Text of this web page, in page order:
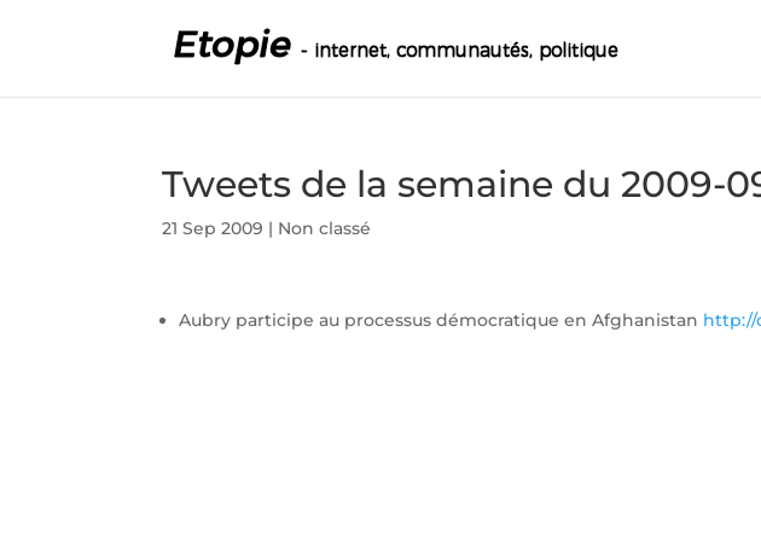
Tweets de la semaine du 2009-
21 Sep 2009 | Non classé
Aubry participe au processus démocratique en Afghanistan http://